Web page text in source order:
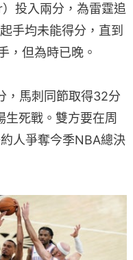
投入兩分，為雷霆追
手均未能得分，直到
，但為時已晚。
，馬刺同節取得32分
死戰。雙方要在周
人爭奪今季NBA總決